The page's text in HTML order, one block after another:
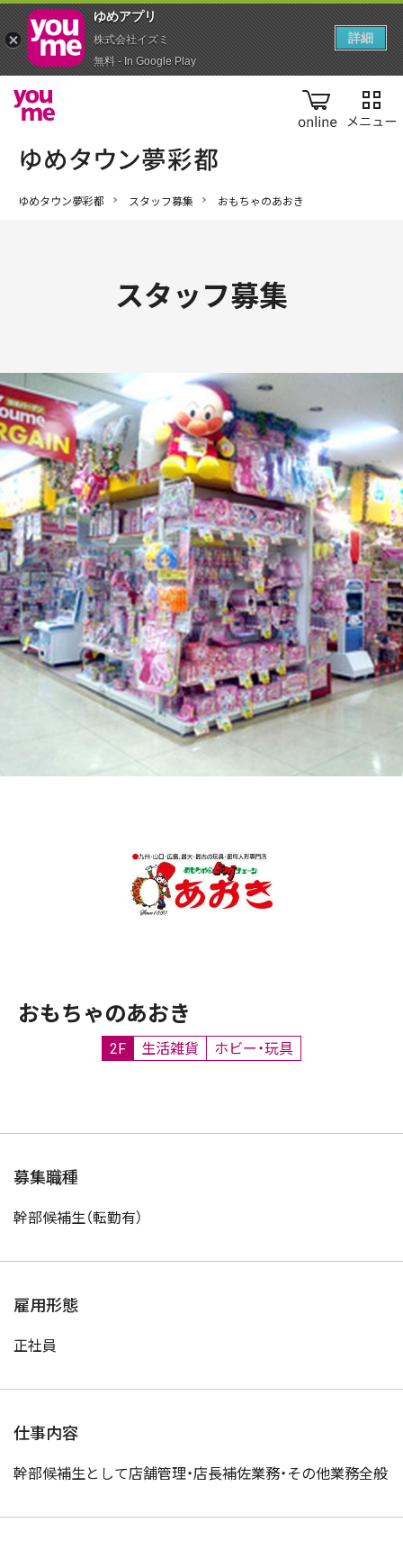
online
ゆめタウン夢彩都 スタッフ募集 おもちゃのあおき
スタッフ募集
おもちゃのあおき
2F 生活雑貨 ホビー・玩具
募集職種
幹部候補生（転勤有）
雇用形態
正社員
仕事内容
幹部候補生として店舗管理・店長補佐業務・その他業務全般
ゆめアプ‪リ‬
株式会社イズミ
無料 - In Google Play
詳細